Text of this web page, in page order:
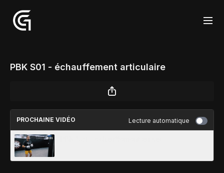
PBK S01 - échauffement articulaire
PROCHAINE VIDÉO Lecture automatique